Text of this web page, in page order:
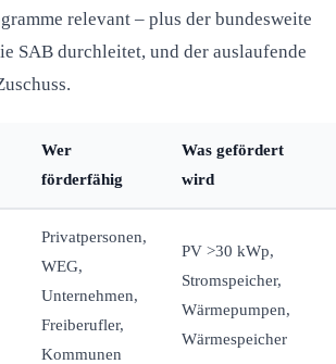
relevant – plus der bundesweite
SAB durchleitet, und der auslaufende
Wer
förderfähig
Was gefördert
wird
Privatpersonen,
WEG,
Unternehmen,
Freiberufler,
Kommunen
PV >30 kWp,
Stromspeicher,
Wärmepumpen,
Wärmespeicher